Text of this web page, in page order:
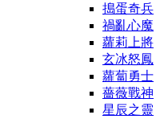
搗蛋奇兵
禍亂心魔
蘿莉上將
玄冰怒鳳
蘿蔔勇士
薔薇戰神
星辰之靈